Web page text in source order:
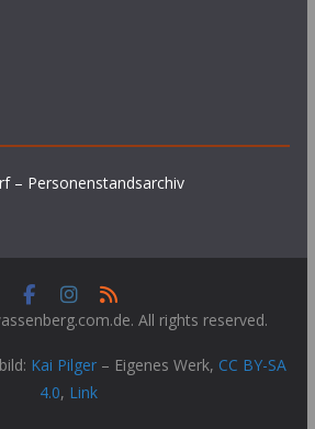
– Personenstandsarchiv
All rights reserved.
Kai Pilger – Eigenes Werk, CC BY-SA
4.0, Link